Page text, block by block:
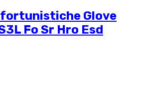
Glove
Fo Sr Hro Esd